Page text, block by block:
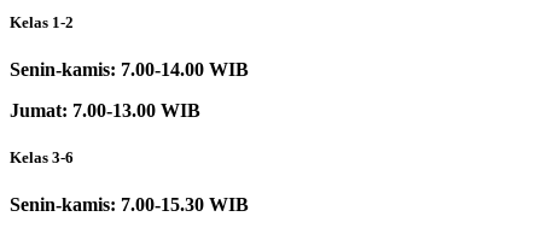
Kelas 1-2
Senin-kamis: 7.00-14.00 WIB
Jumat: 7.00-13.00 WIB
Kelas 3-6
Senin-kamis: 7.00-15.30 WIB